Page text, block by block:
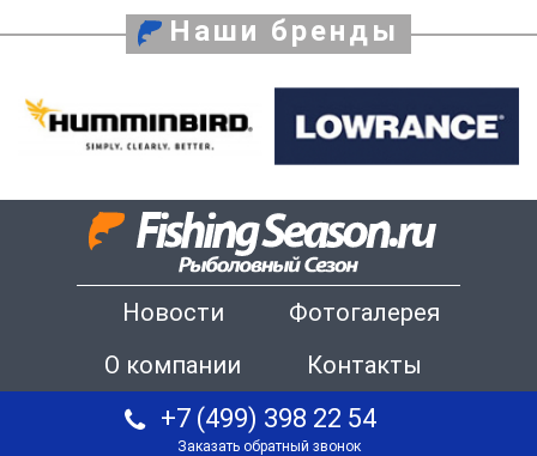
Наши бренды
Новости
Фотогалерея
О компании
Контакты
+7 (499) 398 22 54
Заказать обратный звонок